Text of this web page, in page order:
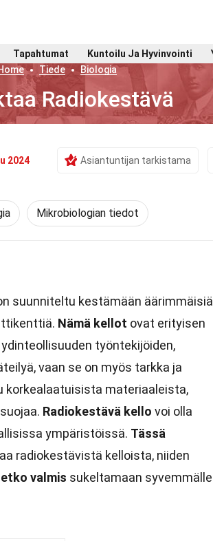
Tapahtumat Kuntoilu Ja Hyvinvointi
Tiede Biologia
Radiokestävä
2024 Asiantuntijan tarkistama
Mikrobiologian tiedot
suunniteltu kestämään äärimmäisiä
Nämä kellot ovat erityisen
työntekijöiden,
vaan se on myös tarkka ja
korkealaatuisista materiaaleista,
Radiokestävä kello voi olla
ympäristöissä. Tässä
radiokestävistä kelloista, niiden
valmis sukeltamaan syvemmälle